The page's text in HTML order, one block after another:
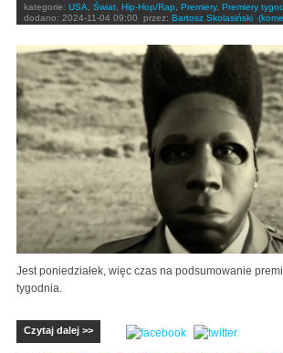
kategorie: USA Świat Hip-Hop/Rap Premiery, Premiery
dodano: 2024-11-04 09:00 przez: Bartosz Skolasiński
Jest poniedziałek, więc czas na podsumowanie
tygodnia.
Czytaj dalej >>